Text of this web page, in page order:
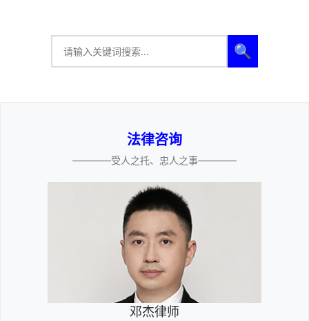
🔍
法律咨询
————受人之托、忠人之事————
邓杰律师